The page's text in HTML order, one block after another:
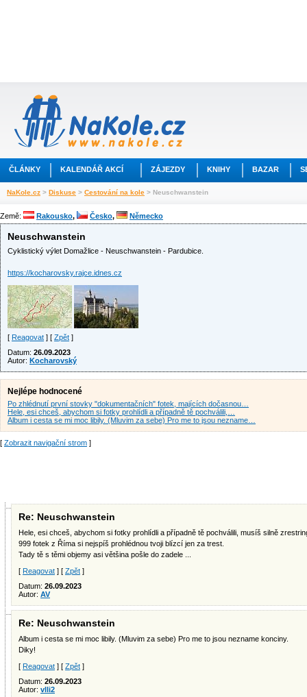
ČLÁNKY KALENDÁŘ AKCÍ ZÁJEZDY KNIHY BAZAR
NaKole.cz > Diskuse > Cestování na kole > Neuschwanstein
Země: Rakousko, Česko, Německo
Neuschwanstein
Cyklistický výlet Domažlice - Neuschwanstein - Pardubice.
https://kocharovsky.rajce.idnes.cz
[ Reagovat ] [ Zpět ]
Datum: 26.09.2023
Autor: Kocharovský
Nejlépe hodnocené
Po zhlédnutí první stovky "dokumentačních" fotek, majících dočasnou…
Hele, esi chceš, abychom si fotky prohlídli a případně tě pochválili,…
Album i cesta se mi moc libily. (Mluvim za sebe) Pro me to jsou nezname…
[ Zobrazit navigační strom ]
Re: Neuschwanstein
Hele, esi chceš, abychom si fotky prohlídli a případně tě pochválili, musíš silně
999 fotek z Říma si nejspíš prohlédnou tvoji blízcí jen za trest.
Tady tě s těmi objemy asi většina pošle do zadele ...
[ Reagovat ] [ Zpět ]
Datum: 26.09.2023
Autor: AV
Re: Neuschwanstein
Album i cesta se mi moc libily. (Mluvim za sebe) Pro me to jsou nezname konciny.
Diky!
[ Reagovat ] [ Zpět ]
Datum: 26.09.2023
Autor: vlli2